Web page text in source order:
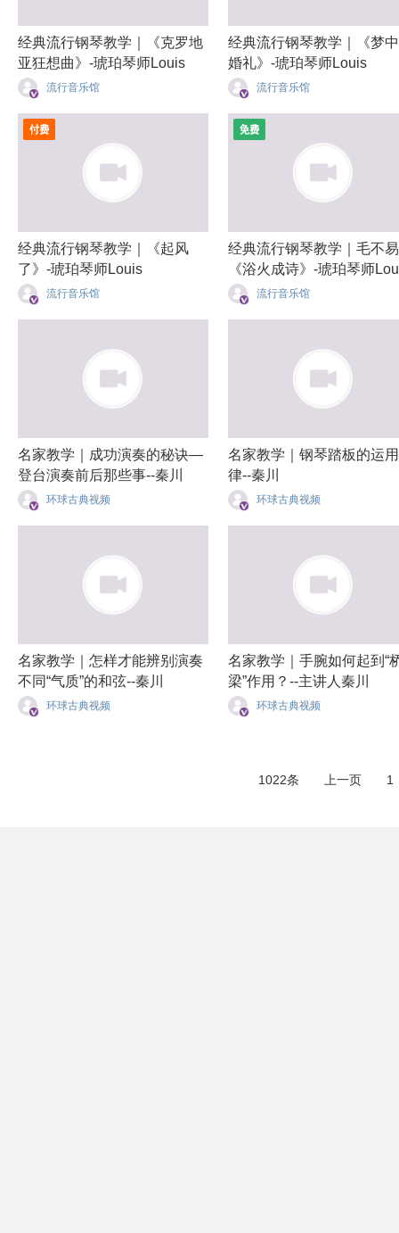
经典流行钢琴教学｜《克罗地
亚狂想曲》-琥珀琴师Louis
流行音乐馆
经典流行钢琴教学｜《梦
婚礼》-琥珀琴师Louis
流行音乐馆
经典流行钢琴教学｜《起风
了》-琥珀琴师Louis
流行音乐馆
经典流行钢琴教学｜毛不易
《浴火成诗》-琥珀琴师
流行音乐馆
名家教学｜成功演奏的秘诀—
登台演奏前后那些事--秦川
环球古典视频
名家教学｜钢琴踏板的运
律--秦川
环球古典视频
名家教学｜怎样才能辨别演奏
不同“气质”的和弦--秦川
环球古典视频
名家教学｜手腕如何起到“
梁”作用？--主讲人秦川
环球古典视频
1022条 上一页 1